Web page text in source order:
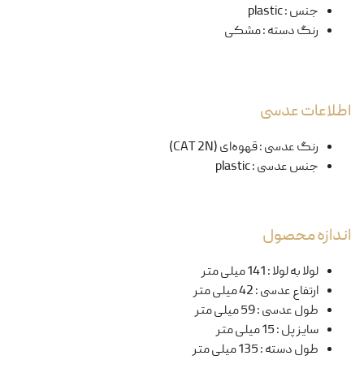
جنس:
plastic
رنگ دسته:مشکی
اطلاعات عدسی
رنگ عدسی:قهوه‌ای (CAT 2N)
جنس عدسی:
plastic
اندازه محصول
لولا به لولا:141 میلی متر
ارتفاع عدسی:42 میلی متر
طول عدسی:59 میلی متر
سایز پل:15 میلی متر
طول دسته:135 میلی متر